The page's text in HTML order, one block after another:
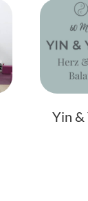
Yin &